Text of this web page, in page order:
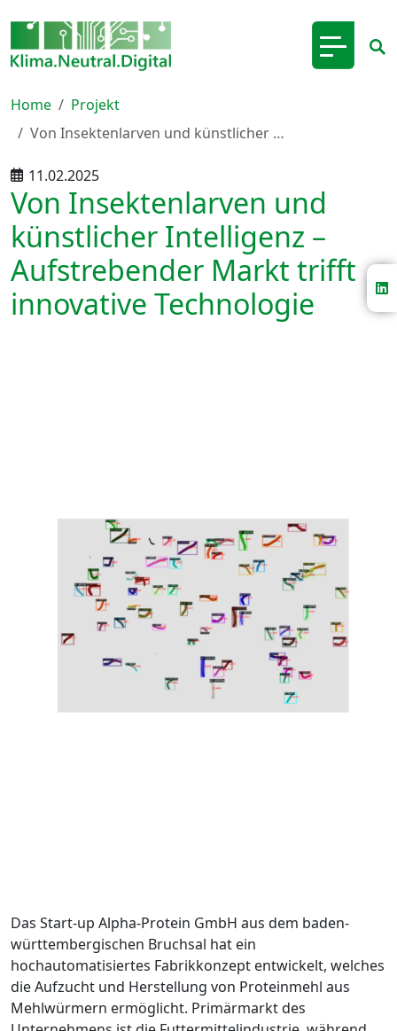
Home
Projekt
Von Insektenlarven und künstlicher …
11.02.2025
Von Insektenlarven und
künstlicher Intelligenz –
Aufstrebender Markt trifft
innovative Technologie
Das Start-up Alpha-Protein GmbH aus dem baden-
württembergischen Bruchsal hat ein
hochautomatisiertes Fabrikkonzept entwickelt, welches
die Aufzucht und Herstellung von Proteinmehl aus
Mehlwürmern ermöglicht. Primärmarkt des